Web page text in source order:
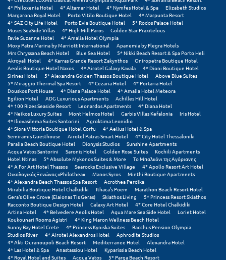
Μαραθώνας Αττικής
Μαρώνεια
Μεθώνη
Μεσολόγγι
Μεσσηνία
Μετέωρα
Μέτσοβο
Μήλος
Μονεμβασιά
Μουζάκι
Μπαλί Κρήτης
Μπάνσκο
Μπούκα Μεσσηνίας
Μύκονος
4* Philoxenia Hotel
4* Altamar Hotel 4* Nymfes Hotel & Spa
Elizabeth Studios
Margarona Royal Hotel
Porto Vitilo Boutique Hotel
4* Marpunta Resort
4* SAZ City Life Hotel
Porto Evia Boutique Hotel
5* Rodos Palace Hotel
Muses SeaSide Villas
4* High Mill Paros
Golden Star Praxitelous
Favie Suzanne Hotel
4* Amalia Hotel Olympia
Moxy Patra Marina by Marriott International
Apanemia by Flegra Hotels
Mrs Chryssana Beach Hotel
Blue Sea Hotel
5* Nikki Beach Resort & Spa Porto Heli
Akroyali Hotel
4* Karras Grande Resort Zakynthos
Oniropetra Boutique Hotel
Aeolis Boutique Hotel Naxos
4* Airotel Galaxy Kavala
4* Dioni Boutique Hotel
Sirines Hotel
5* Alexandra Golden Thassos Boutique Hotel
Above Blue Suites
5* Miraggio Thermal Spa Resort
4* Cezaria Hotel
4* Portaria Hotel
Douskos Port House
4* Diana Palace Hotel
4* Amalia Hotel Meteora
Egilion Hotel
ADG Luxurious Apartments
Achilles Hill Hotel
4* 100 Rizes Seaside Resort
Leonardos Apartments
4* Diana Hotel
4* Neikos Luxury Suites
Mont Helmos Hotel Garbis Villas Kefalonia
Iris Hotel
4* Iliovasilema Suites Santorini
Agroktima Leonidio
4* Siora Vittoria Boutique Hotel Corfu
4* Aelius Hotel & Spa
Semiramis Guesthouse
Airotel Patras Smart Hotel
4* City Hotel Thessaloniki
Paralia Beach Boutique Hotel
Dionysis Studios
Sunshine Apartments
Acqua Vatos Santorini
Saronis Hotel Golden Rose Suites
Kochili Apartments
Hotel Ntinas
5* Absolute Mykonos Suites & More
Το Μπαλκόνι της Αγόριανης
4* A For Art Hotel Thassos
Searocks Exclusive Village
4* Apollo Resort Art Hotel
Οικολογικός Ξενώνας «Philothea»
Manos Syros
Minthi Boutique Apartments
4* Alexandra Beach Thassos Spa Resort
Acrothea Perdika
Mirabilia Boutique Hotel Chalkidiki
Ithaca's Poem
Marathon Beach Resort Hotel
Gera's Olive Grove (Elaionas Tis Geras)
Skiathos Living
5* Princess Resort Skiathos
Racconto Boutique Design Hotel
Galaxy Art Hotel
4* Core Hotel Chalkidiki
Artina Hotel
4* Belvedere Aeolis Hotel Aqua Mare Sea Side Hotel
Loriet Hotel
Koukounari Rooms Agistri
4* King Maron Wellness Beach Hotel
Sunny Bay Hotel Crete
4* Princess Kyniska Suites
Bacchus Pension Olympia
Studios River
4* Airotel Alexandros Hotel
Aphrodite Studios
4* Akti Ouranoupoli Beach Resort
Mediterranee Hotel
Alexandra Hotel
4* Las Hotel & Spa
Anastassiou Hotel
Kyparissia Beach Hotel
4* Royal Hotel and Suites
Acqua Vatos
5* Parga Beach Resort